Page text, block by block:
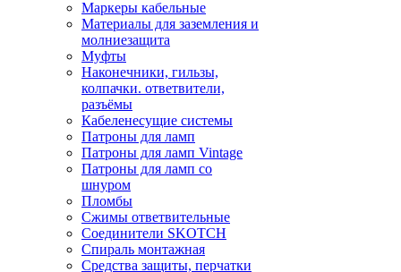
Маркеры кабельные
Материалы для заземления и
молниезащита
Муфты
Наконечники, гильзы,
колпачки. ответвители,
разъёмы
Кабеленесущие системы
Патроны для ламп
Патроны для ламп Vintage
Патроны для ламп со
шнуром
Пломбы
Сжимы ответвительные
Соединители SKOTCH
Спираль монтажная
Средства защиты, перчатки